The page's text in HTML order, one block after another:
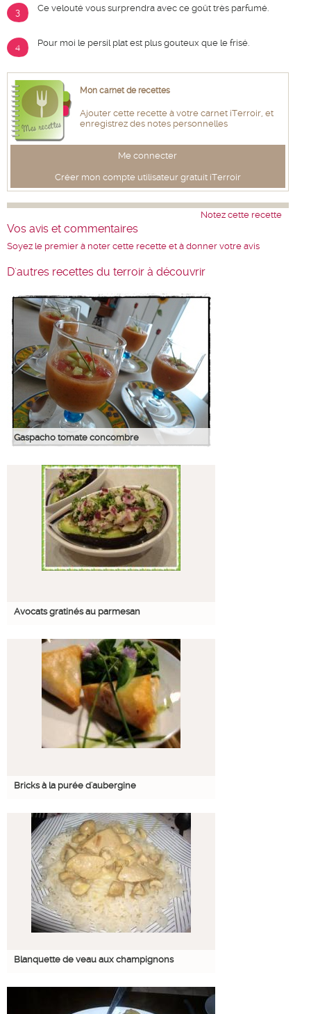
3 Ce velouté vous surprendra avec ce goût très parfumé.
4 Pour moi le persil plat est plus gouteux que le frisé.
Mon carnet de recettes
Ajouter cette recette à votre carnet iTerroir, et
enregistrez des notes personnelles
Me connecter
Créer mon compte utilisateur gratuit iTerroir
Notez cette recette
Vos avis et commentaires
Soyez le premier à noter cette recette et à donner votre avis
D'autres recettes du terroir à découvrir
Gaspacho tomate concombre
Avocats gratinés au parmesan
Bricks à la purée d'aubergine
Blanquette de veau aux champignons